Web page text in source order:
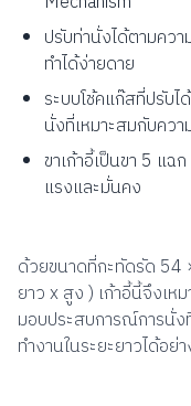
ปรับท่านั่งได้ตามคว
ทำได้ง่ายดาย
ระบบโช้คแก๊สที่ปรับ
นั่งที่เหมาะสมกับคว
ขาเก้าอี้เป็นขา 5 แฉ
แรงและมั่นคง
ด้วยขนาดที่กะทัดรัด
ยาว x สูง ) เก้าอี้นี้จึงเห
มอบประสบการณ์การนั่ง
ทำงานในระยะยาวได้อย่